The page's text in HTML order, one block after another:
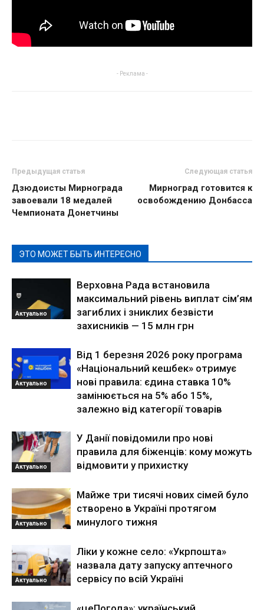
- Реклама -
Предыдущая статья
Дзюдоисты Мирнограда
завоевали 18 медалей
Чемпионата Донетчины
Следующая статья
Мирноград готовится к
освобождению Донбасса
ЭТО МОЖЕТ БЫТЬ ИНТЕРЕСНО
Актуально
Верховна Рада встановила
максимальний рівень виплат сім’ям
загиблих і зниклих безвісти
захисників — 15 млн грн
Актуально
Від 1 березня 2026 року програма
«Національний кешбек» отримує
нові правила: єдина ставка 10%
замінюється на 5% або 15%,
залежно від категорії товарів
Актуально
У Данії повідомили про нові
правила для біженців: кому можуть
відмовити у прихистку
Актуально
Майже три тисячі нових сімей було
створено в Україні протягом
минулого тижня
Актуально
Ліки у кожне село: «Укрпошта»
назвала дату запуску аптечного
сервісу по всій Україні